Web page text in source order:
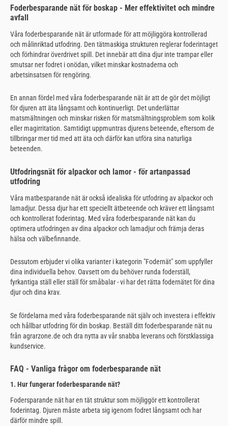
Foderbesparande nät för boskap - Mer effektivitet och mindre
avfall
Våra foderbesparande nät är utformade för att möjliggöra kontrollerad
och målinriktad utfodring. Den tätmaskiga strukturen reglerar foderintaget
och förhindrar överdrivet spill. Det innebär att dina djur inte trampar eller
smutsar ner fodret i onödan, vilket minskar kostnaderna och
arbetsinsatsen för rengöring.
En annan fördel med våra foderbesparande nät är att de gör det möjligt
för djuren att äta långsamt och kontinuerligt. Det underlättar
matsmältningen och minskar risken för matsmältningsproblem som kolik
eller magirritation. Samtidigt uppmuntras djurens beteende, eftersom de
tillbringar mer tid med att äta och därför kan utföra sina naturliga
beteenden.
Utfodringsnät för alpackor och lamor - för artanpassad
utfodring
Våra matbesparande nät är också idealiska för utfodring av alpackor och
lamadjur. Dessa djur har ett speciellt ätbeteende och kräver ett långsamt
och kontrollerat foderintag. Med våra foderbesparande nät kan du
optimera utfodringen av dina alpackor och lamadjur och främja deras
hälsa och välbefinnande.
Dessutom erbjuder vi olika varianter i kategorin "Fodernät" som uppfyller
dina individuella behov. Oavsett om du behöver runda foderställ,
fyrkantiga ställ eller ställ för småbalar - vi har det rätta fodernätet för dina
djur och dina krav.
Se fördelarna med våra foderbesparande nät själv och investera i effektiv
och hållbar utfodring för din boskap. Beställ ditt foderbesparande nät nu
från agrarzone.de och dra nytta av vår snabba leverans och förstklassiga
kundservice.
FAQ - Vanliga frågor om foderbesparande nät
1. Hur fungerar foderbesparande nät?
Fodersparande nät har en tät struktur som möjliggör ett kontrollerat
foderintag. Djuren måste arbeta sig igenom fodret långsamt och har
därför mindre spill.